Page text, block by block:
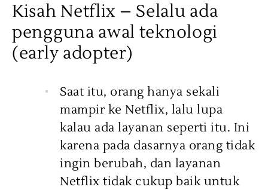
Kisah Netflix – Selalu ada
pengguna awal teknologi
(early adopter)
Saat itu, orang hanya sekali
mampir ke Netflix, lalu lupa
kalau ada layanan seperti itu. Ini
karena pada dasarnya orang tidak
ingin berubah, dan layanan
Netflix tidak cukup baik untuk